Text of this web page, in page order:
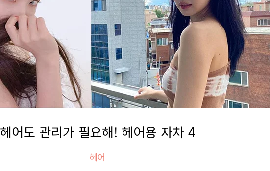
헤어도 관리가 필요해! 헤어용 자차 4
헤어